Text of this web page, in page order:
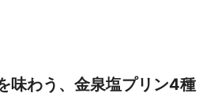
味わう、金泉塩プリン4種